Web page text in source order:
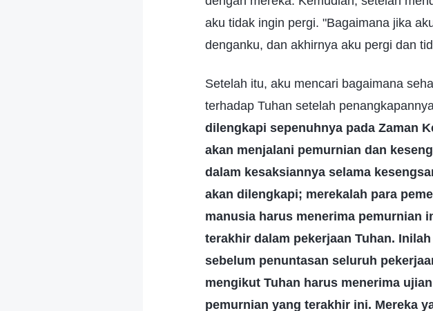
aku tidak ingin pergi. "Bagaimana jika
denganku, dan akhirnya aku pergi dan
Setelah itu, aku mencari bagaimana
terhadap Tuhan setelah
dilengkapi sepenuhnya pada Zaman
akan menjalani pemurnian dan
dalam kesaksiannya selama
akan dilengkapi; merekalah para
manusia harus menerima pemurnian
terakhir dalam pekerjaan Tuhan.
sebelum penuntasan seluruh
mengikut Tuhan harus menerima
pemurnian yang terakhir ini. Mereka